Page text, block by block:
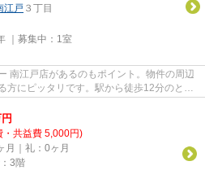
江戸 ３丁目
｜募集中： 1室
南江戸店があるのもポイント。物件の周辺
方にピッタリです。駅から徒歩12分のとこ
円
・共益費 5,000円)
月｜礼：0ヶ月
3階